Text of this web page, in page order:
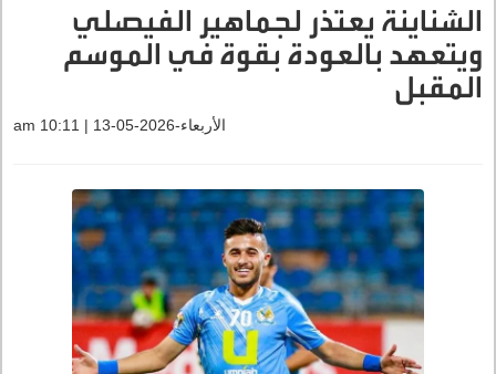
الشناينة يعتذر لجماهير الفيصلي
ويتعهد بالعودة بقوة في الموسم
المقبل
الأربعاء-2026-05-13 | 10:11 am